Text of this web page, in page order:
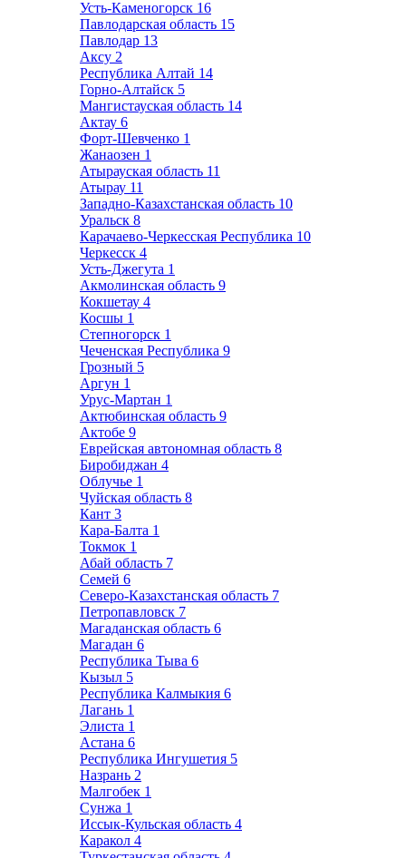
Усть-Каменогорск 16
Павлодарская область 15
Павлодар 13
Аксу 2
Республика Алтай 14
Горно-Алтайск 5
Мангистауская область 14
Актау 6
Форт-Шевченко 1
Жанаозен 1
Атырауская область 11
Атырау 11
Западно-Казахстанская область 10
Уральск 8
Карачаево-Черкесская Республика 10
Черкесск 4
Усть-Джегута 1
Акмолинская область 9
Кокшетау 4
Косшы 1
Степногорск 1
Чеченская Республика 9
Грозный 5
Аргун 1
Урус-Мартан 1
Актюбинская область 9
Актобе 9
Еврейская автономная область 8
Биробиджан 4
Облучье 1
Чуйская область 8
Кант 3
Кара-Балта 1
Токмок 1
Абай область 7
Семей 6
Северо-Казахстанская область 7
Петропавловск 7
Магаданская область 6
Магадан 6
Республика Тыва 6
Кызыл 5
Республика Калмыкия 6
Лагань 1
Элиста 1
Астана 6
Республика Ингушетия 5
Назрань 2
Малгобек 1
Сунжа 1
Иссык-Кульская область 4
Каракол 4